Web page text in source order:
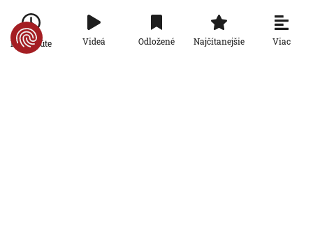
služba
8. 8. 2026, 9:00:00
Po minúte Videá Odložené Najčítanejšie Viac